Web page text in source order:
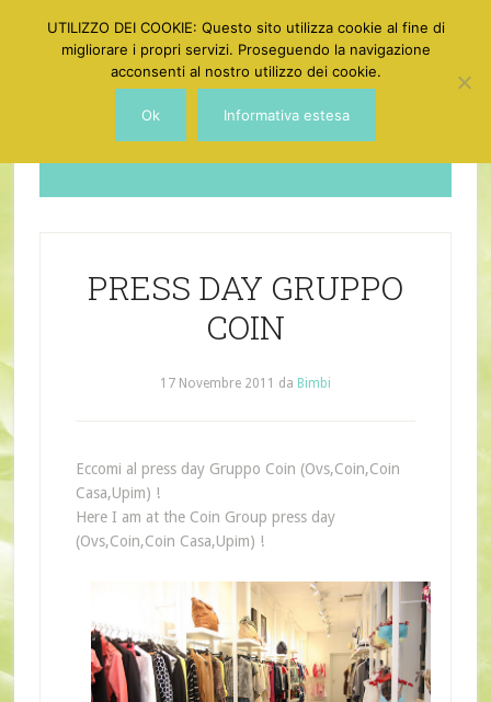
Dotgirl
PRESS DAY GRUPPO
COIN
17 Novembre 2011 da Bimbi
Eccomi al press day Gruppo Coin (Ovs,Coin,Coin
Casa,Upim) !
Here I am at the Coin Group press day
(Ovs,Coin,Coin Casa,Upim) !
UTILIZZO DEI COOKIE: Questo sito utilizza cookie al fine di
migliorare i propri servizi. Proseguendo la navigazione
acconsenti al nostro utilizzo dei cookie.
Ok Informativa estesa